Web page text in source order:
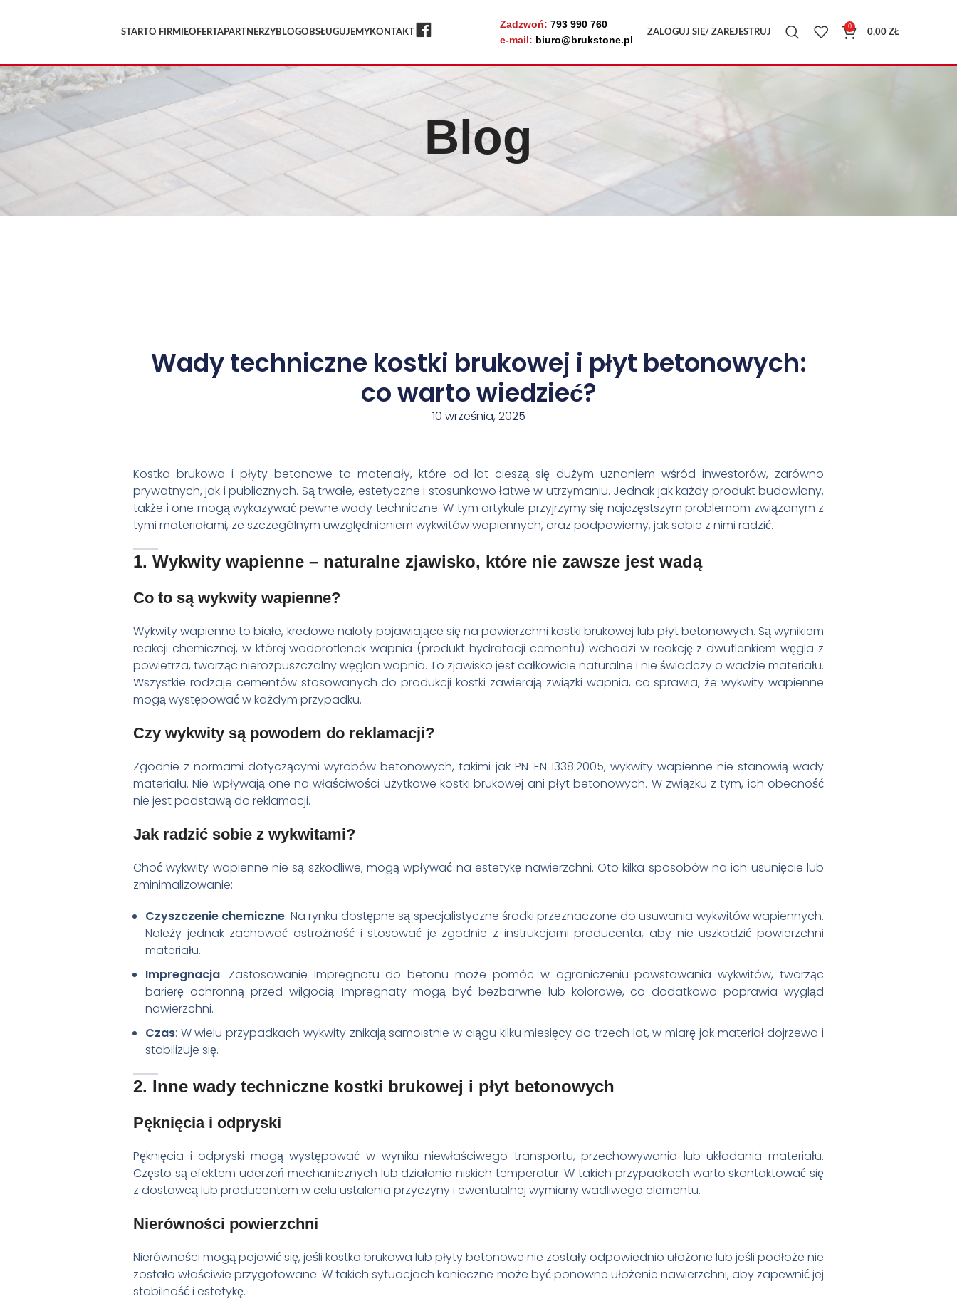
STARTO FIRMIEOFERTAPARTNERZYBLOGOBSŁUGUJEMYKONTAKT
Zadzwoń: 793 990 760
e-mail: biuro@brukstone.pl
ZALOGUJ SIĘ/ ZAREJESTRUJ
0
0,00 ZŁ
Blog
Wady techniczne kostki brukowej i płyt betonowych:
co warto wiedzieć?
10 września, 2025
Kostka brukowa i płyty betonowe to materiały, które od lat cieszą się dużym uznaniem wśród inwestorów, zarówno
prywatnych, jak i publicznych. Są trwałe, estetyczne i stosunkowo łatwe w utrzymaniu. Jednak jak każdy produkt budowlany,
także i one mogą wykazywać pewne wady techniczne. W tym artykule przyjrzymy się najczęstszym problemom związanym z
tymi materiałami, ze szczególnym uwzględnieniem wykwitów wapiennych, oraz podpowiemy, jak sobie z nimi radzić.
1. Wykwity wapienne – naturalne zjawisko, które nie zawsze jest wadą
Co to są wykwity wapienne?
Wykwity wapienne to białe, kredowe naloty pojawiające się na powierzchni kostki brukowej lub płyt betonowych. Są wynikiem
reakcji chemicznej, w której wodorotlenek wapnia (produkt hydratacji cementu) wchodzi w reakcję z dwutlenkiem węgla z
powietrza, tworząc nierozpuszczalny węglan wapnia. To zjawisko jest całkowicie naturalne i nie świadczy o wadzie materiału.
Wszystkie rodzaje cementów stosowanych do produkcji kostki zawierają związki wapnia, co sprawia, że wykwity wapienne
mogą występować w każdym przypadku.
Czy wykwity są powodem do reklamacji?
Zgodnie z normami dotyczącymi wyrobów betonowych, takimi jak PN-EN 1338:2005, wykwity wapienne nie stanowią wady
materiału. Nie wpływają one na właściwości użytkowe kostki brukowej ani płyt betonowych. W związku z tym, ich obecność
nie jest podstawą do reklamacji.
Jak radzić sobie z wykwitami?
Choć wykwity wapienne nie są szkodliwe, mogą wpływać na estetykę nawierzchni. Oto kilka sposobów na ich usunięcie lub
zminimalizowanie:
Czyszczenie chemiczne: Na rynku dostępne są specjalistyczne środki przeznaczone do usuwania wykwitów wapiennych.
Należy jednak zachować ostrożność i stosować je zgodnie z instrukcjami producenta, aby nie uszkodzić powierzchni
materiału.
Impregnacja: Zastosowanie impregnatu do betonu może pomóc w ograniczeniu powstawania wykwitów, tworząc
barierę ochronną przed wilgocią. Impregnaty mogą być bezbarwne lub kolorowe, co dodatkowo poprawia wygląd
nawierzchni.
Czas: W wielu przypadkach wykwity znikają samoistnie w ciągu kilku miesięcy do trzech lat, w miarę jak materiał dojrzewa i
stabilizuje się.
2. Inne wady techniczne kostki brukowej i płyt betonowych
Pęknięcia i odpryski
Pęknięcia i odpryski mogą występować w wyniku niewłaściwego transportu, przechowywania lub układania materiału.
Często są efektem uderzeń mechanicznych lub działania niskich temperatur. W takich przypadkach warto skontaktować się
z dostawcą lub producentem w celu ustalenia przyczyny i ewentualnej wymiany wadliwego elementu.
Nierówności powierzchni
Nierówności mogą pojawić się, jeśli kostka brukowa lub płyty betonowe nie zostały odpowiednio ułożone lub jeśli podłoże nie
zostało właściwie przygotowane. W takich sytuacjach konieczne może być ponowne ułożenie nawierzchni, aby zapewnić jej
stabilność i estetykę.